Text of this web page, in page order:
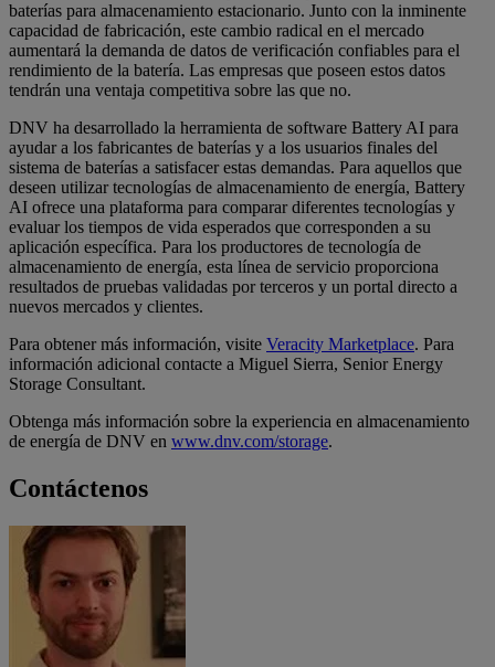
baterías para almacenamiento estacionario. Junto con la inminente
capacidad de fabricación, este cambio radical en el mercado
aumentará la demanda de datos de verificación confiables para el
rendimiento de la batería. Las empresas que poseen estos datos
tendrán una ventaja competitiva sobre las que no.
DNV ha desarrollado la herramienta de software Battery AI para
ayudar a los fabricantes de baterías y a los usuarios finales del
sistema de baterías a satisfacer estas demandas. Para aquellos que
deseen utilizar tecnologías de almacenamiento de energía, Battery
AI ofrece una plataforma para comparar diferentes tecnologías y
evaluar los tiempos de vida esperados que corresponden a su
aplicación específica. Para los productores de tecnología de
almacenamiento de energía, esta línea de servicio proporciona
resultados de pruebas validadas por terceros y un portal directo a
nuevos mercados y clientes.
Para obtener más información, visite Veracity Marketplace. Para
información adicional contacte a Miguel Sierra, Senior Energy
Storage Consultant.
Obtenga más información sobre la experiencia en almacenamiento
de energía de DNV en www.dnv.com/storage.
Contáctenos